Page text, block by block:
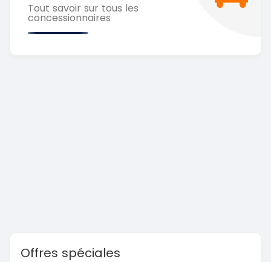
Tout savoir sur tous les
concessionnaires
Offres spéciales